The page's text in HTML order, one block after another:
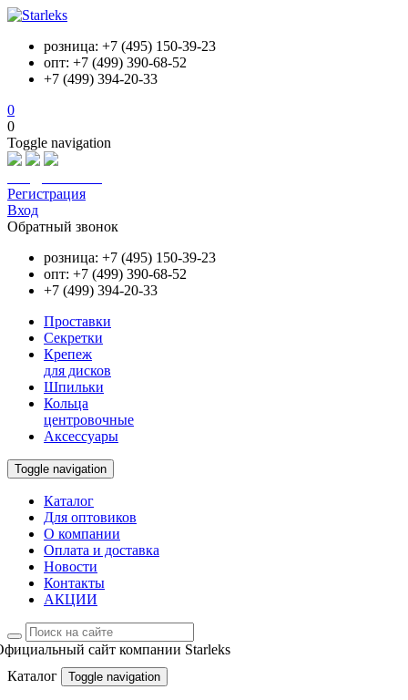
розница: +7 (495) 150-39-23
опт: +7 (499) 390-68-52
+7 (499) 394-20-33
0
0
Toggle navigation
Регистрация
Вход
Обратный звонок
розница: +7 (495) 150-39-23
опт: +7 (499) 390-68-52
+7 (499) 394-20-33
Проставки
Секретки
Крепеж
для дисков
Шпильки
Кольца
центровочные
Аксессуары
Toggle navigation
Каталог
Для оптовиков
О компании
Оплата и доставка
Новости
Контакты
АКЦИИ
сайт компании Starleks
Каталог
Toggle navigation